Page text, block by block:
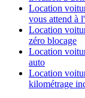
Location
vous attend à
Location
zéro blocage
Location
auto
Location
kilométrage